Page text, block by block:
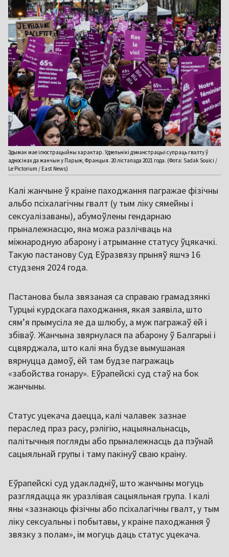
Здымак мае ілюстрацыйны характар. Удзельнікі дэманстрацыі супраць гвалту ў
адносінах да жанчын у Парыж, Францыя. 20 лістапада 2021 года. (Фота: Sadak Souici /
Le Pictorium / East News)
Калі жанчыне ў краіне паходжання пагражае фізічны
альбо псіхалагічны гвалт (у тым ліку сямейны і
сексуалізаваны), абумоўлены гендарнаю
прыналежнасцю, яна можа разлічваць на
міжнародную абарону і атрыманне статусу ўцякачкі.
Такую пастанову Суд Еўразвязу прыняў яшчэ 16
студзеня 2024 года.
Пастанова была звязаная са справаю грамадзянкі
Турцыі курдскага паходжання, якая заявіла, што
сям’я прымусіла яе да шлюбу, а муж пагражаў ёй і
збіваў. Жанчына звярнулася па абарону ў Балгарыі і
сцвярджала, што калі яна будзе вымушаная
вярнуцца дамоў, ёй там будзе пагражаць
«забойства гонару». Еўрапейскі суд стаў на бок
жанчыны.
Статус уцекача даецца, калі чалавек зазнае
пераслед праз расу, рэлігію, нацыянальнасць,
палітычныя погляды або прыналежнасць да пэўнай
сацыяльнай групы і таму пакінуў сваю краіну.
Еўрапейскі суд удакладніў, што жанчыны могуць
разглядацца як уразлівая сацыяльная група. І калі
яны «зазнаюць фізічны або псіхалагічны гвалт, у тым
ліку сексуальны і побытавы, у краіне паходжання ў
звязку з полам», ім могуць даць статус уцекача.